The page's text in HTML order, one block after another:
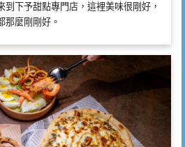
到下予甜點專門店，這裡美味很剛好，
那麼剛剛好。